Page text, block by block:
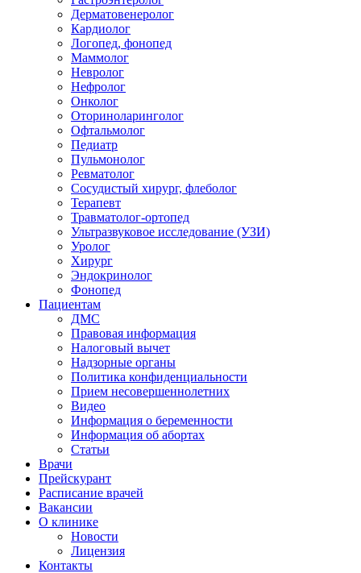
Дерматовенеролог
Кардиолог
Логопед, фонопед
Маммолог
Невролог
Нефролог
Онколог
Оториноларинголог
Офтальмолог
Педиатр
Пульмонолог
Ревматолог
Сосудистый хирург, флеболог
Терапевт
Травматолог-ортопед
Ультразвуковое исследование (УЗИ)
Уролог
Хирург
Эндокринолог
Фонопед
Пациентам
ДМС
Правовая информация
Налоговый вычет
Надзорные органы
Политика конфиденциальности
Прием несовершеннолетних
Видео
Информация о беременности
Информация об абортах
Статьи
Врачи
Прейскурант
Расписание врачей
Вакансии
О клинике
Новости
Лицензия
Контакты